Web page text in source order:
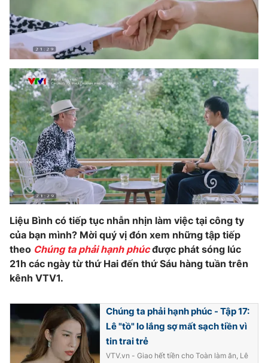
Liệu Bình có tiếp tục nhẫn nhịn làm việc tại công ty
của bạn mình? Mời quý vị đón xem những tập tiếp
theo Chúng ta phải hạnh phúcđược phát sóng lúc
21h các ngày từ thứ Hai đến thứ Sáu hàng tuần trên
kênh VTV1.
Chúng ta phải hạnh phúc - Tập 17:
Lê "tồ" lo lắng sợ mất sạch tiền vì
tin trai trẻ
VTV.vn - Giao hết tiền cho Toàn làm ăn, Lê